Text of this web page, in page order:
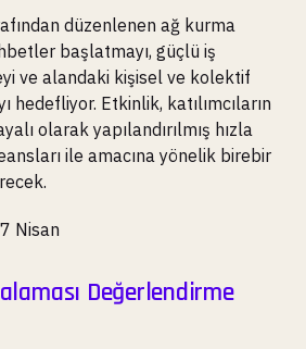
düzenlenen ağ kurma
başlatmayı, güçlü iş
ve alandaki kişisel ve kolektif
hedefliyor. Etkinlik, katılımcıların
olarak yapılandırılmış hızla
ile amacına yönelik birebir
Nisan
Değerlendirme